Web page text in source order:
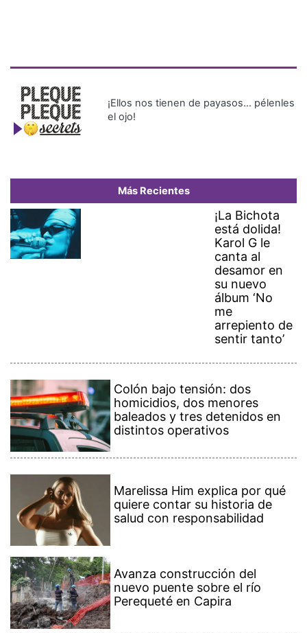
¡Ellos nos tienen de payasos… pélenles
el ojo!
Más Recientes
¡La Bichota
está dolida!
Karol G le
canta al
desamor en
su nuevo
álbum ‘No
me
arrepiento de
sentir tanto’
Colón bajo tensión: dos
homicidios, dos menores
baleados y tres detenidos en
distintos operativos
Marelissa Him explica por qué
quiere contar su historia de
salud con responsabilidad
Avanza construcción del
nuevo puente sobre el río
Perequeté en Capira